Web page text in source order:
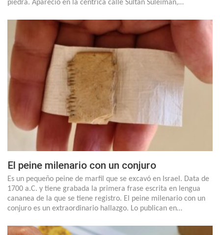
piedra. Apareció en la céntrica calle Sultán Suleiman,…
El peine milenario con un conjuro
Es un pequeño peine de marfil que se excavó en Israel. Data de
1700 a.C. y tiene grabada la primera frase escrita en lengua
cananea de la que se tiene registro. El peine milenario con un
conjuro es un extraordinario hallazgo. Lo publican en…